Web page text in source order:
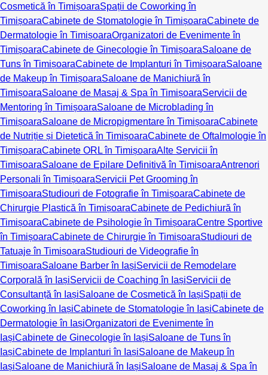
Cosmetică în TimișoaraSpații de Coworking în
TimișoaraCabinete de Stomatologie în TimișoaraCabinete de
Dermatologie în TimișoaraOrganizatori de Evenimente în
TimișoaraCabinete de Ginecologie în TimișoaraSaloane de
Tuns în TimișoaraCabinete de Implanturi în TimișoaraSaloane
de Makeup în TimișoaraSaloane de Manichiură în
TimișoaraSaloane de Masaj & Spa în TimișoaraServicii de
Mentoring în TimișoaraSaloane de Microblading în
TimișoaraSaloane de Micropigmentare în TimișoaraCabinete
de Nutriție și Dietetică în TimișoaraCabinete de Oftalmologie în
TimișoaraCabinete ORL în TimișoaraAlte Servicii în
TimișoaraSaloane de Epilare Definitivă în TimișoaraAntrenori
Personali în TimișoaraServicii Pet Grooming în
TimișoaraStudiouri de Fotografie în TimișoaraCabinete de
Chirurgie Plastică în TimișoaraCabinete de Pedichiură în
TimișoaraCabinete de Psihologie în TimișoaraCentre Sportive
în TimișoaraCabinete de Chirurgie în TimișoaraStudiouri de
Tatuaje în TimișoaraStudiouri de Videografie în
TimișoaraSaloane Barber în IașiServicii de Remodelare
Corporală în IașiServicii de Coaching în IașiServicii de
Consultanță în IașiSaloane de Cosmetică în IașiSpații de
Coworking în IașiCabinete de Stomatologie în IașiCabinete de
Dermatologie în IașiOrganizatori de Evenimente în
IașiCabinete de Ginecologie în IașiSaloane de Tuns în
IașiCabinete de Implanturi în IașiSaloane de Makeup în
IașiSaloane de Manichiură în IașiSaloane de Masaj & Spa în